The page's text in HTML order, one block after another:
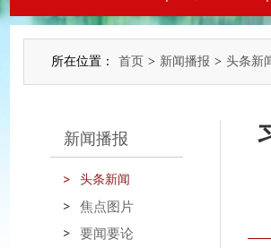
所在位置： 首页 > 新闻播报 > 头条新
新闻播报
头条新闻
焦点图片
要闻要论